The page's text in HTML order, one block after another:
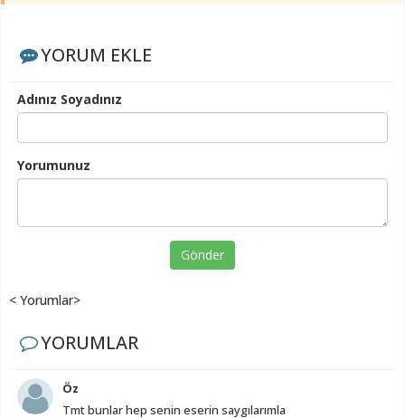
YORUM EKLE
Adınız Soyadınız
Yorumunuz
Gönder
< Yorumlar>
YORUMLAR
Öz
Tmt bunlar hep senin eserin saygılarımla